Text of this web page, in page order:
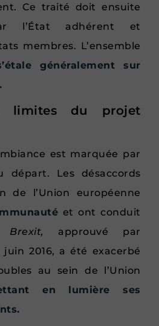
Ce traité doit ensuite
l’État adhérent et
membres. L’ensemble
généralement sur
limites du projet
est marquée par
départ. Les désaccords
de l’Union européenne
et ont conduit
approuvé par
2016, a été exacerbé
au sein de l’Union
en lumière ses